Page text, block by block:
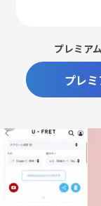
プレミア
プレ